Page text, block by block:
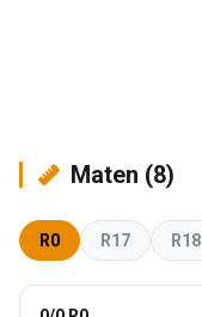
Maten (8)
R0 R17 R18